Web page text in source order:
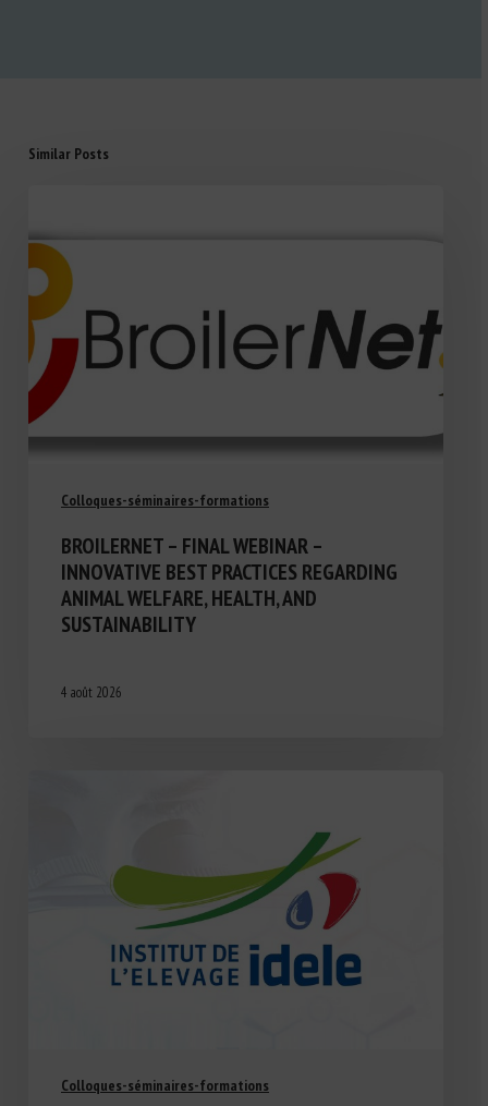
Similar Posts
Colloques-séminaires-formations
BROILERNET – FINAL WEBINAR –
INNOVATIVE BEST PRACTICES REGARDING
ANIMAL WELFARE, HEALTH, AND
SUSTAINABILITY
4 août 2026
Colloques-séminaires-formations